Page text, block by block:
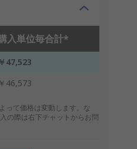
入単位毎合計*
￥47,523
￥46,573
って価格は変動します。な
の際は右下チャットからお問